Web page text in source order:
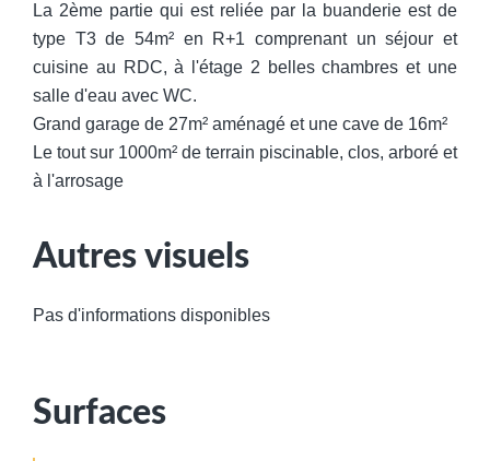
La 2ème partie qui est reliée par la buanderie est de
type T3 de 54m² en R+1 comprenant un séjour et
cuisine au RDC, à l'étage 2 belles chambres et une
salle d'eau avec WC.
Grand garage de 27m² aménagé et une cave de 16m²
Le tout sur 1000m² de terrain piscinable, clos, arboré et
à l'arrosage
Autres visuels
Pas d'informations disponibles
Surfaces